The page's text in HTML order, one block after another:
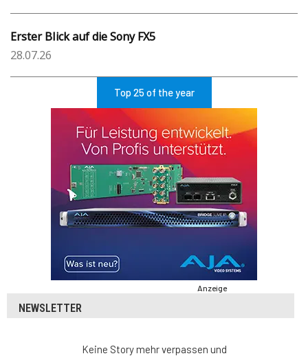
Erster Blick auf die Sony FX5
28.07.26
Top 25 of the year
Anzeige
NEWSLETTER
Keine Story mehr verpassen und